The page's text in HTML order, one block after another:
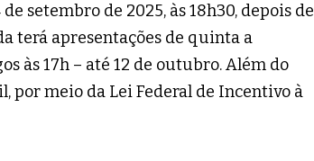
setembro de 2025, às 18h30, depois de
terá apresentações de quinta a
às 17h – até 12 de outubro. Além do
por meio da Lei Federal de Incentivo à